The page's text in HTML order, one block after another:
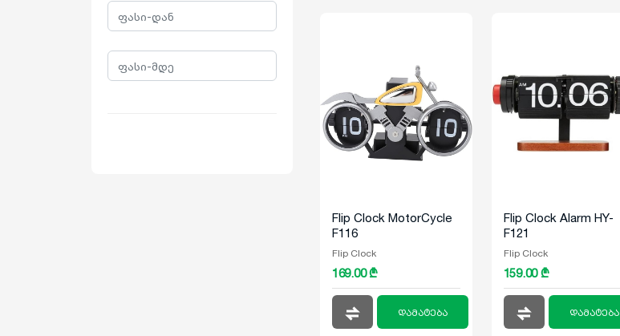
Flip Clock MotorCycle
F116
Flip Clock
169.00 ₾
დამატება
Flip Clock Alarm HY-
F121
Flip Clock
159.00 ₾
დამატება